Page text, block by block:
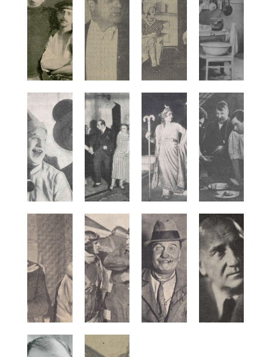
Brzezińska Hanna
Brzeziński Wacław jr
Brzeziński Wacław
Brzoskówna Hanna
Brzozowska Jadwiga
Buchwald Maria
Buczyńska Helena
Buczyńska Ziuta
Buczyński Aleksander
Budzanowska Mieczysława
Budzyński Jan
Bukojemska Jadwiga
Bukowski Jerzy
Bułat Zofia
Bułat- Mironowicz Michał
Buratowski Franciszek
Burbianka Eugenia
Burke Tadeusz
Burnatowicz Tadeusz